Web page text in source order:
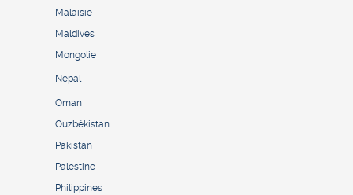
Malaisie
Maldives
Mongolie
Népal
Oman
Ouzbékistan
Pakistan
Palestine
Philippines